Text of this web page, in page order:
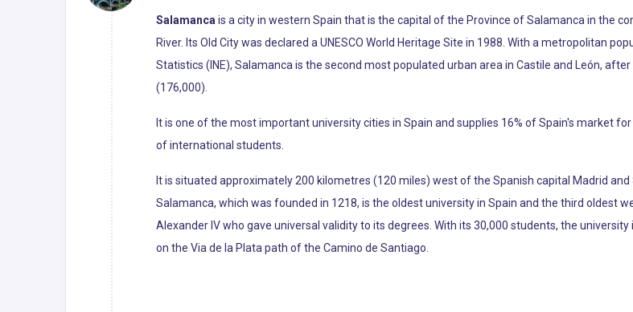
Salamanca is a city in western Spain that is the capital of the Province of Salamanca in the
River. Its Old City was declared a UNESCO World Heritage Site in 1988. With a metropolitan
Statistics (INE), Salamanca is the second most populated urban area in Castile and León,
(176,000).
It is one of the most important university cities in Spain and supplies 16% of Spain's market
of international students.
It is situated approximately 200 kilometres (120 miles) west of the Spanish capital Madrid
Salamanca, which was founded in 1218, is the oldest university in Spain and the third oldest
Alexander IV who gave universal validity to its degrees. With its 30,000 students, the
on the Via de la Plata path of the Camino de Santiago.